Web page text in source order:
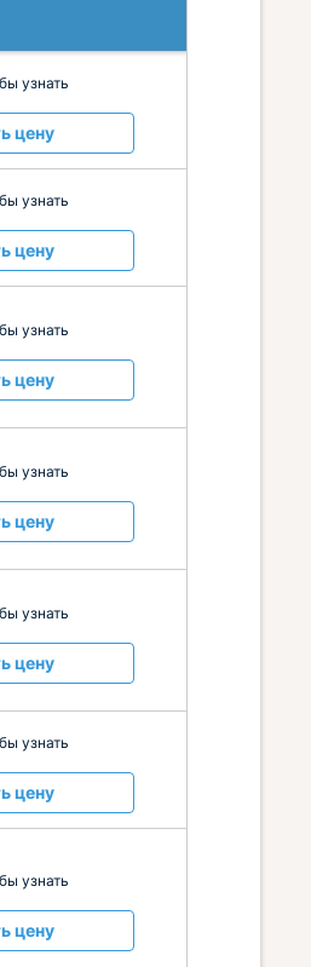
узнать
цену
узнать
цену
узнать
цену
узнать
цену
узнать
цену
узнать
цену
узнать
цену